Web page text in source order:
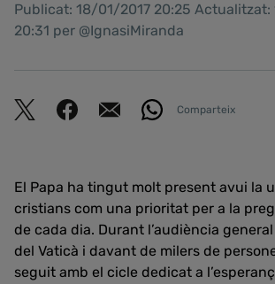
Publicat: 18/01/2017 20:25 Actualitzat:
20:31 per @IgnasiMiranda
Comparteix
El Papa ha tingut molt present avui la
cristians com una prioritat per a la
de cada dia. Durant l’audiència general
del Vaticà i davant de milers de
seguit amb el cicle dedicat a